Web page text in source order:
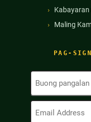
PAG-
Maling